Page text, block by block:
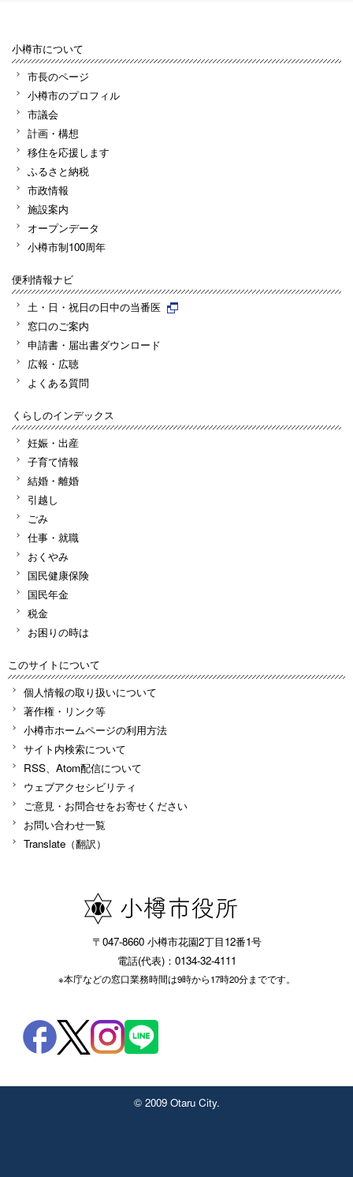
小樽市について
市長のページ
小樽市のプロフィル
市議会
計画・構想
移住を応援します
ふるさと納税
市政情報
施設案内
オープンデータ
小樽市制100周年
便利情報ナビ
土・日・祝日の日中の当番医
窓口のご案内
申請書・届出書ダウンロード
広報・広聴
よくある質問
くらしのインデックス
妊娠・出産
子育て情報
結婚・離婚
引越し
ごみ
仕事・就職
おくやみ
国民健康保険
国民年金
税金
お困りの時は
このサイトについて
個人情報の取り扱いについて
著作権・リンク等
小樽市ホームページの利用方法
サイト内検索について
RSS、Atom配信について
ウェブアクセシビリティ
ご意見・お問合せをお寄せください
お問い合わせ一覧
Translate（翻訳）
〒047-8660 小樽市花園2丁目12番1号
電話(代表)：0134-32-4111
※本庁などの窓口業務時間は9時から17時20分までです。
© 2009 Otaru City.